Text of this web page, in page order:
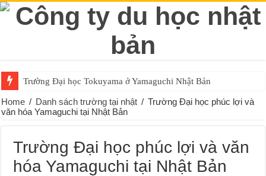
Trường Đại học Tokuyama ở Yamaguchi Nhật Bản
Trường Đại học Đông Á tại Yamaguchi Nhật Bản
Home / Danh sách trường tại nhật / Trường Đại học phúc lợi và
văn hóa Yamaguchi tại Nhật Bản
Trường Đại học phúc lợi và văn
hóa Yamaguchi tại Nhật Bản